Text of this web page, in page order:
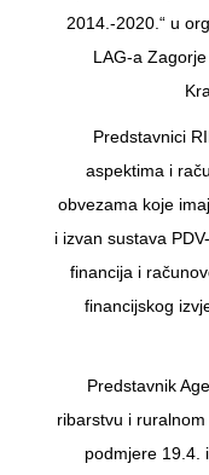
2014.-2020.“ u
LAG-a
Predstavnici
aspektima i
obvezama koje
i izvan sustava
financija i
financijskog
Predstavnik
ribarstvu i
podmjere 19.4.